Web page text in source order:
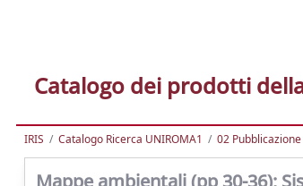
Catalogo dei prodotti
IRIS Catalogo Ricerca UNIROMA1 02
Mappe ambientali (pp 30-36);